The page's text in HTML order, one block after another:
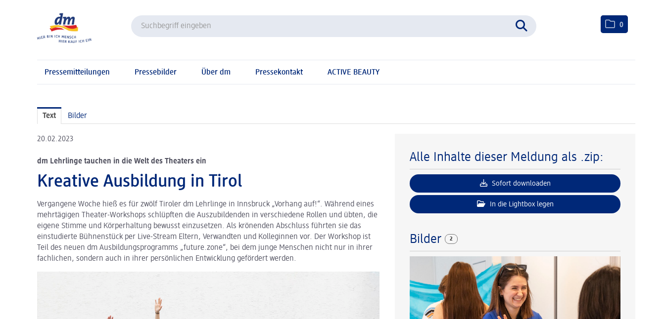
0
Pressemitteilungen Pressebilder Über dm Pressekontakt ACTIVE BEAUTY
Text Bilder
20.02.2023
dm Lehrlinge tauchen in die Welt des Theaters ein
Kreative Ausbildung in Tirol
Vergangene Woche hieß es für zwölf Tiroler dm Lehrlinge in Innsbruck „Vorhang auf!“. Während eines
mehrtägigen Theater-Workshops schlüpften die Auszubildenden in verschiedene Rollen und übten, die
eigene Stimme und Körperhaltung bewusst einzusetzen. Als krönenden Abschluss führten sie das
einstudierte Bühnenstück per Live-Stream Eltern, Verwandten und Kolleginnen vor. Der Workshop ist
Teil des neuen dm Ausbildungsprogramms „future.zone“, bei dem junge Menschen nicht nur in ihrer
fachlichen, sondern auch in ihrer persönlichen Entwicklung gefördert werden.
Alle Inhalte dieser Meldung als .zip:
Sofort downloaden
In die Lightbox legen
Bilder 2